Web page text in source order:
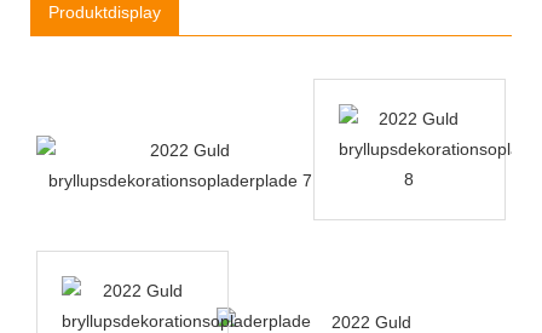
Produktdisplay